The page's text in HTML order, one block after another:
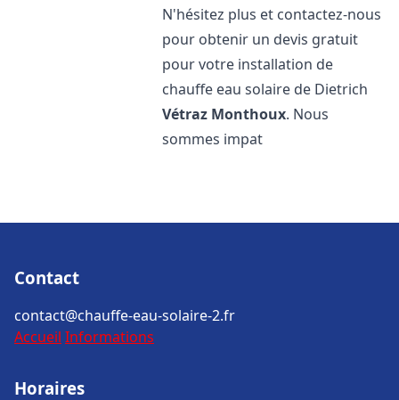
N'hésitez plus et contactez-nous
pour obtenir un devis gratuit
pour votre installation de
chauffe eau solaire de Dietrich
Vétraz Monthoux. Nous
sommes impat
Contact
contact@chauffe-eau-solaire-2.fr
Accueil Informations
Horaires